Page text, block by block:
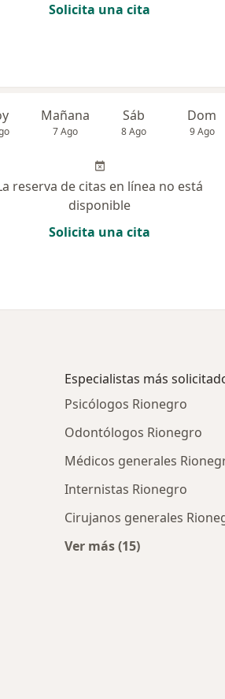
Solicita una cita
Mañana
7 Ago
Sáb
8 Ago
Dom
9 Ago
reserva de citas en línea no está
disponible
Solicita una cita
Especialistas más
Psicólogos Rionegro
Odontólogos Rionegro
Médicos generales
Internistas Rionegro
Cirujanos generales
Ver más (15)